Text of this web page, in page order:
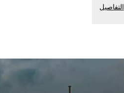
التفاصيل